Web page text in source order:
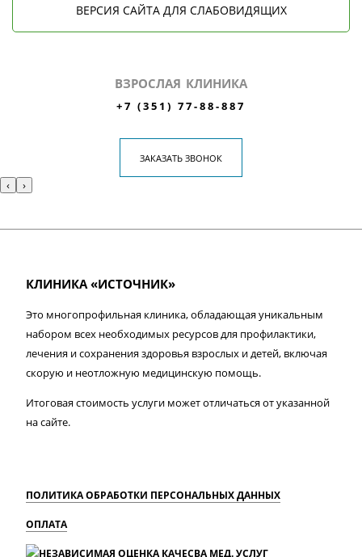
ВЕРСИЯ САЙТА ДЛЯ СЛАБОВИДЯЩИХ
ВЗРОСЛАЯ КЛИНИКА
+7 (351) 77-88-887
ЗАКАЗАТЬ ЗВОНОК
‹ ›
КЛИНИКА «ИСТОЧНИК»
Это многопрофильная клиника, обладающая уникальным
набором всех необходимых ресурсов для профилактики,
лечения и сохранения здоровья взрослых и детей, включая
скорую и неотложную медицинскую помощь.
Итоговая стоимость услуги может отличаться от указанной
на сайте.
ПОЛИТИКА ОБРАБОТКИ ПЕРСОНАЛЬНЫХ ДАННЫХ
ОПЛАТА